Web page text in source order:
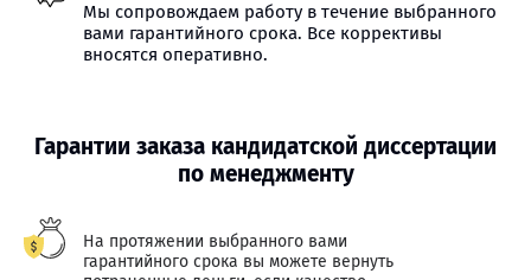
Мы сопровождаем работу в течение выбранного
вами гарантийного срока. Все коррективы
вносятся оперативно.
Гарантии заказа кандидатской диссертации
по менеджменту
На протяжении выбранного вами
гарантийного срока вы можете вернуть